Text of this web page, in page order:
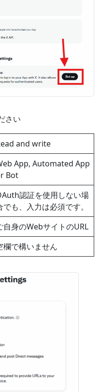
さい
and write
App, Automated App
Bot
認証を使用しない場
でも、入力は必須です。
自身のWebサイトのURL
欄で構いません